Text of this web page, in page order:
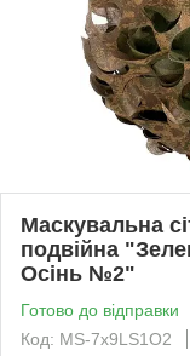
Маскувальна
подвійна
Осінь №2"
Готово до відправки
Код: MS-7х9LS1О2